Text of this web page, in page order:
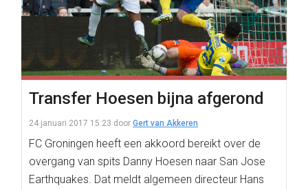
Transfer Hoesen bijna afgerond
24 januari 2017 15:23 door Gert van Akkeren
FC Groningen heeft een akkoord bereikt over de
overgang van spits Danny Hoesen naar San Jose
Earthquakes. Dat meldt algemeen directeur Hans